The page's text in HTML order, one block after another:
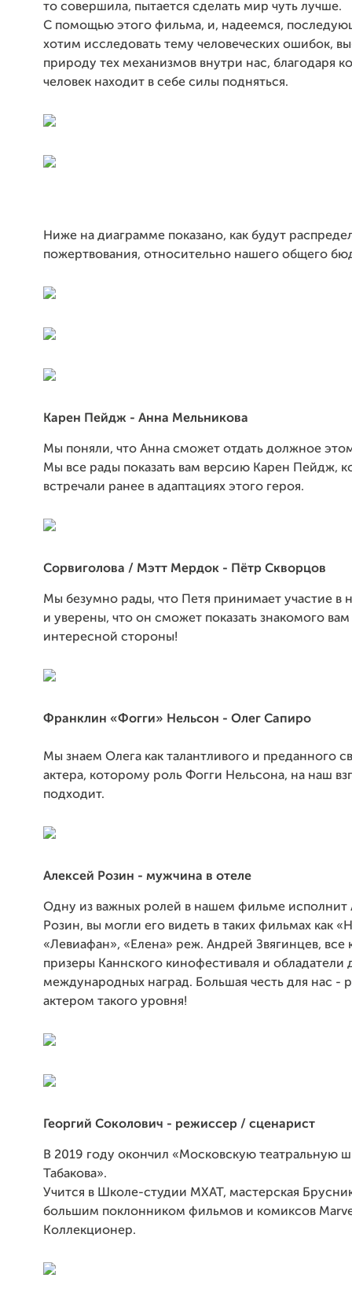
то совершила, пытается сделать мир чуть лучше.
С помощью этого фильма, и, надеемся,
хотим исследовать тему человеческих ошибок,
природу тех механизмов внутри нас, благодаря
человек находит в себе силы подняться.
Ниже на диаграмме показано, как будут
пожертвования, относительно нашего общего
Карен Пейдж - Анна Мельникова
Мы поняли, что Анна сможет отдать должное
Мы все рады показать вам версию Карен Пейдж,
встречали ранее в адаптациях этого героя.
Сорвиголова / Мэтт Мердок - Пётр Скворцов
Мы безумно рады, что Петя принимает участие в
и уверены, что он сможет показать знакомого
интересной стороны!
Франклин «Фогги» Нельсон - Олег Сапиро
Мы знаем Олега как талантливого и преданного
актера, которому роль Фогги Нельсона, на наш
подходит.
Алексей Розин - мужчина в отеле
Одну из важных ролей в нашем фильме исполнит
Розин, вы могли его видеть в таких фильмах как
«Левиафан», «Елена» реж. Андрей Звягинцев, все
призеры Каннского кинофестиваля и обладатели
международных наград. Большая честь для нас -
актером такого уровня!
Георгий Соколович - режиссер / сценарист
В 2019 году окончил «Московскую театральную
Табакова».
Учится в Школе-студии МХАТ, мастерская
большим поклонником фильмов и комиксов
Коллекционер.